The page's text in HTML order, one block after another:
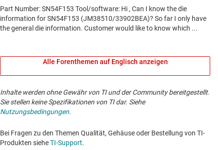
Alle Forenthemen auf Englisch anzeigen
Inhalte werden ohne Gewähr von TI und der Community bereitgestellt.
Sie stellen keine Spezifikationen von TI dar. Siehe
Nutzungsbedingungen.
Bei Fragen zu den Themen Qualität, Gehäuse oder Bestellung von TI-
Produkten sieheTI-Support. ​​​​​​​​​​​​​​